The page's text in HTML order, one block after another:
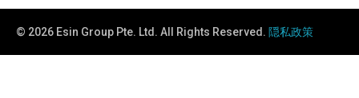
© 2026 Esin Group Pte. Ltd. All Rights Reserved. 隠私政策